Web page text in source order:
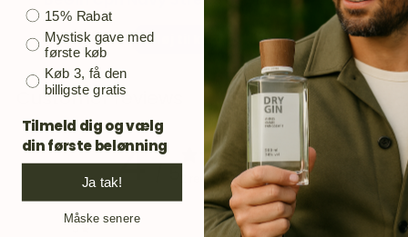
kr.349,00 Tilføj til kurv
Customer reviews
4 2 reviews
Bonusgave
15% Rabat
Mystisk gave med
første køb
Køb 3, få den
billigste gratis
Tilmeld dig og vælg
din første belønning
Ja tak!
Måske senere